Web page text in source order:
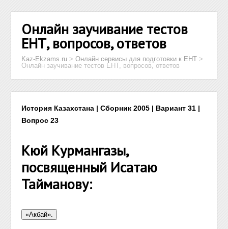
Онлайн заучивание тестов
ЕНТ, вопросов, ответов
Kaz-Ekzams.ru >Онлайн сервисы для подготовки к ЕНТ >
Онлайн заучивание тестов ЕНТ, вопросов, ответов
История Казахстана | Сборник 2005 | Вариант 31 |
Вопрос 23
Кюй Курмангазы,
посвященный Исатаю
Тайманову: